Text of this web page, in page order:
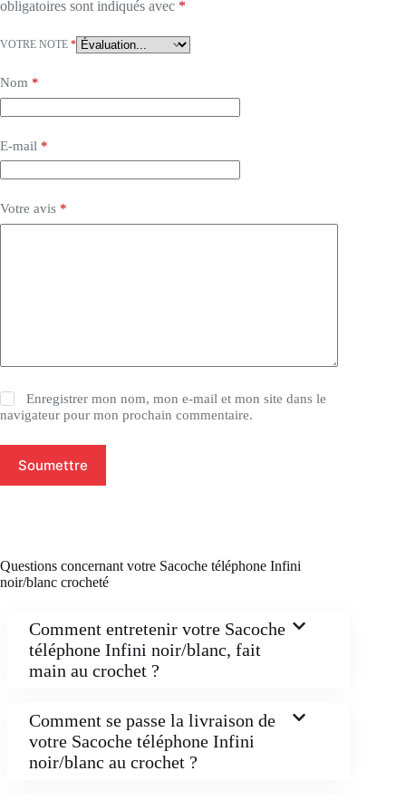
obligatoires sont indiqués avec *
VOTRE NOTE *
Nom *
E-mail *
Votre avis *
Enregistrer mon nom, mon e-mail et mon site dans le
navigateur pour mon prochain commentaire.
Soumettre
Questions concernant votre Sacoche téléphone Infini
noir/blanc crocheté
Comment entretenir votre Sacoche
téléphone Infini noir/blanc, fait
main au crochet ?
Comment se passe la livraison de
votre Sacoche téléphone Infini
noir/blanc au crochet ?